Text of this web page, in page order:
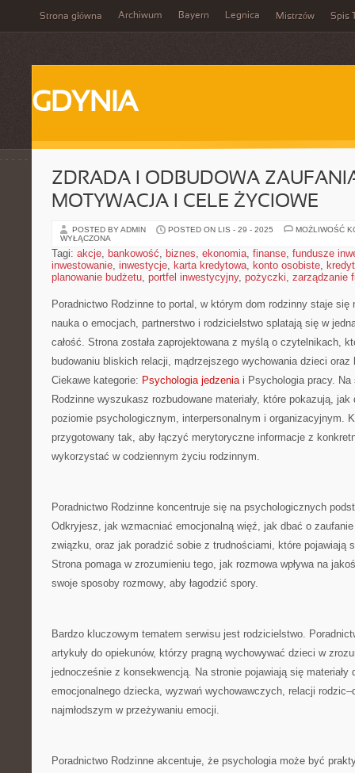
Strona główna Archiwum Bayern Legnica Mistrzów Spis
GDYNIA
ZDRADA I ODBUDOWA
MOTYWACJA I CELE ŻYCIOWE
POSTED BY ADMIN POSTED ON LIS - 29 - 2025
MOŻLIWOŚĆ
WYŁĄCZONA
Tagi: akcje, bankowość, biznes, ekonomia, finanse, fundusze
inwestowanie, inwestycje, karta kredytowa, konto osobiste,
planowanie budżetu, portfel inwestycyjny, pożyczki, zarządzanie
Poradnictwo Rodzinne to portal, w którym dom rodzinny staje
nauka o emocjach, partnerstwo i rodzicielstwo splatają się w
całość. Strona została zaprojektowana z myślą o czytelnikach,
budowaniu bliskich relacji, mądrzejszego wychowania dzieci
Ciekawe kategorie: Psychologia jedzeniai Psychologia pracy. Na
Rodzinne wyszukasz rozbudowane materiały, które pokazują,
poziomie psychologicznym, interpersonalnym i organizacyjnym.
przygotowany tak, aby łączyć merytoryczne informacje z
wykorzystać w codziennym życiu rodzinnym.
Poradnictwo Rodzinne koncentruje się na psychologicznych
Odkryjesz, jak wzmacniać emocjonalną więź, jak dbać o
związku, oraz jak poradzić sobie z trudnościami, które pojawiają
Strona pomaga w zrozumieniu tego, jak rozmowa wpływa na
swoje sposoby rozmowy, aby łagodzić spory.
Bardzo kluczowym tematem serwisu jest rodzicielstwo.
artykuły do opiekunów, którzy pragną wychowywać dzieci w
jednocześnie z konsekwencją. Na stronie pojawiają się materiały
emocjonalnego dziecka, wyzwań wychowawczych, relacji
najmłodszym w przeżywaniu emocji.
Poradnictwo Rodzinne akcentuje, że psychologia może być